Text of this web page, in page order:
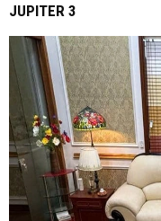
JUPITER 3